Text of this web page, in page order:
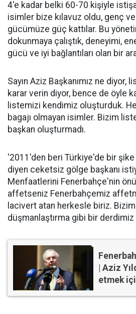
4'e kadar belki 60-70 kişiyle
isimler bize kılavuz oldu, genç
gücümüze güç kattılar. Bu
dokunmaya çalıştık, deneyimi,
gücü ve iyi bağlantıları olan bir
Sayın Aziz Başkanımız ne diyor,
karar verin diyor, bence de öyle
listemizi kendimiz oluşturduk.
bagajı olmayan isimler. Bizim
başkan oluşturmadı.
'2011'den beri Türkiye'de bir şike
diyen ceketsiz gölge başkanı
Menfaatlerini Fenerbahçe'nin
affetseniz Fenerbahçemiz
lacivert atan herkesle biriz. Bizim
düşmanlaştırma gibi bir derdimiz
| Aziz
etmek